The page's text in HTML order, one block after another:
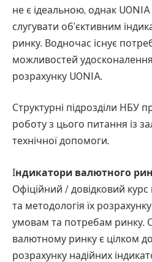
не є ідеальною, однак UONIA
слугувати об’єктивним
ринку. Водночас існує
можливостей удосконалення
розрахунку UONIA.
Структурні підрозділи НБУ
роботу з цього питання із
технічної допомоги.
Індикатори валютного
Офіційний / довідковий
та методологія їх
умовам та потребам ринку.
валютному ринку є цілком
розрахунку надійних